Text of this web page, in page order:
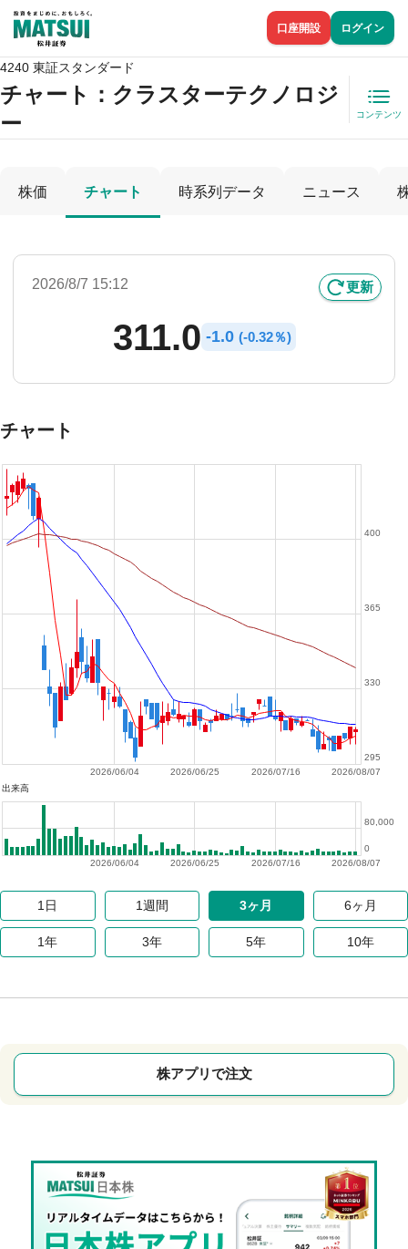
口座開設 ログイン
4240 東証スタンダード
チャート： クラスターテクノロジ
ー
コンテンツ
株価 チャート 時系列データ ニュース
2026/8/7 15:12 更新
311.0 -1.0 (-0.32％)
チャート
2026/08/07
2026/07/16
2026/06/25
2026/06/04
295
330
365
400
出来高
2026/08/07
2026/07/16
2026/06/25
2026/06/04
0
80,000
1日 1週間 3ヶ月 6ヶ月
1年 3年 5年 10年
株アプリで注文